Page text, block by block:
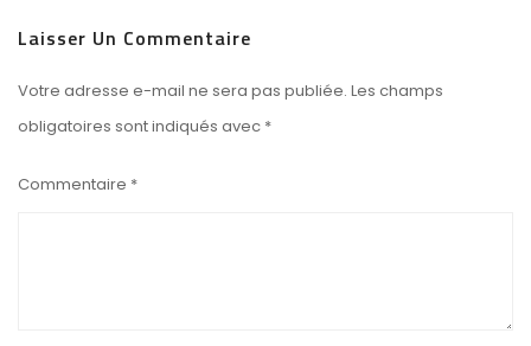
Laisser Un Commentaire
Votre adresse e-mail ne sera pas publiée. Les champs
obligatoires sont indiqués avec *
Commentaire *